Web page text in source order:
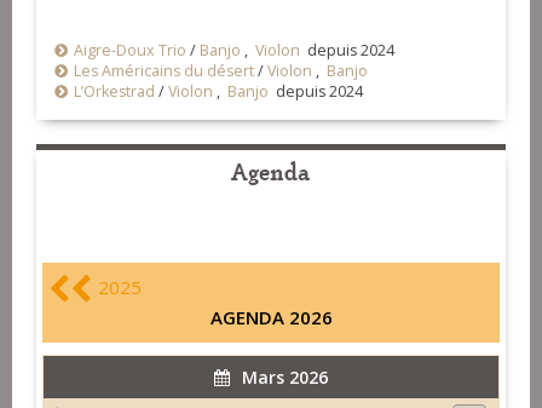
Aigre-Doux Trio / Banjo , Violon depuis 2024
Les Américains du désert/Violon , Banjo
L’Orkestrad /Violon , Banjo depuis 2024
Agenda
2025
AGENDA 2026
Mars 2026